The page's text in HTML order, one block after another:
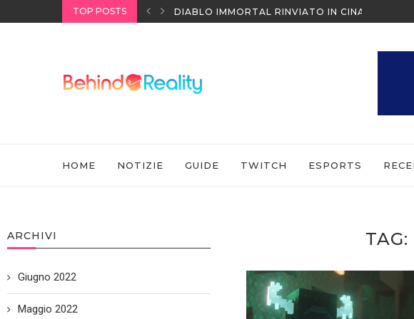
TOP POSTS
SONY DIABLO IMMORTAL RINVIATO IN CINA
HOME NOTIZIE GUIDE TWITCH ESPORTS
TAG:
ARCHIVI
Giugno 2022
Maggio 2022